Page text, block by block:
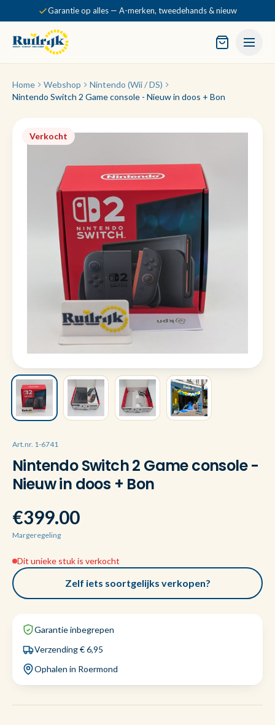
Garantie op alles — A-merken, tweedehands & nieuw
Home Webshop
Nintendo (Wii / DS)
Nintendo Switch 2 Game console - Nieuw in doos + Bon
Verkocht
Art.nr. 1-6741
Nintendo Switch 2 Game console -
Nieuw in doos + Bon
€399.00
Margeregeling
Dit unieke stuk is verkocht
Zelf iets soortgelijks verkopen?
Garantie inbegrepen
Verzending € 6,95
Ophalen in Roermond